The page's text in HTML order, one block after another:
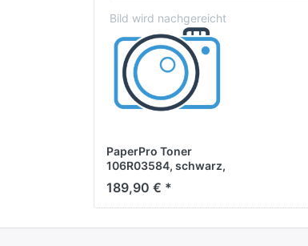
PaperPro Toner
106R03584, schwarz,
ca. 24.600 Seiten
189,90 € *